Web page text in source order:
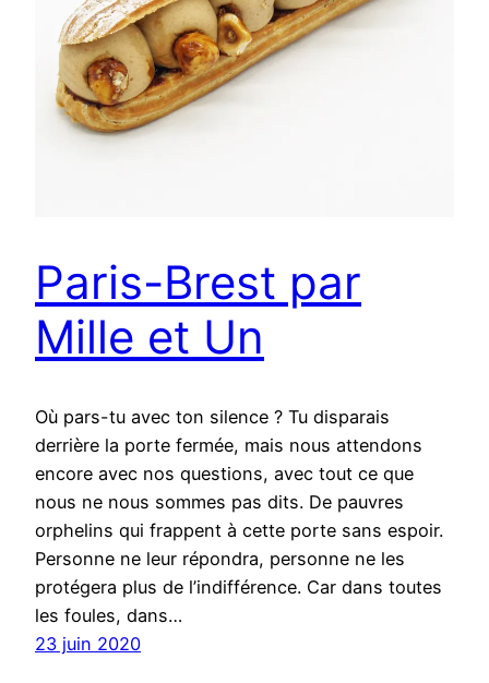
Paris-Brest par
Mille et Un
Où pars-tu avec ton silence ? Tu disparais
derrière la porte fermée, mais nous attendons
encore avec nos questions, avec tout ce que
nous ne nous sommes pas dits. De pauvres
orphelins qui frappent à cette porte sans espoir.
Personne ne leur répondra, personne ne les
protégera plus de l’indifférence. Car dans toutes
les foules, dans…
23 juin 2020